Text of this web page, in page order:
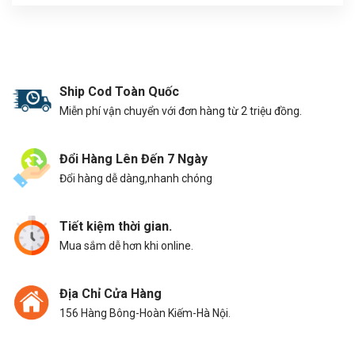
Ship Cod Toàn Quốc
Miễn phí vận chuyển với đơn hàng từ 2 triệu đồng.
Đổi Hàng Lên Đến 7 Ngày
Đổi hàng dễ dàng,nhanh chóng
Tiết kiệm thời gian.
Mua sắm dễ hơn khi online.
Địa Chỉ Cửa Hàng
156 Hàng Bông-Hoàn Kiếm-Hà Nội.